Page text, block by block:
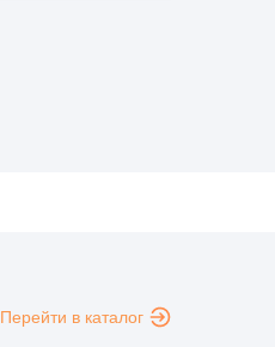
Перейти в каталог